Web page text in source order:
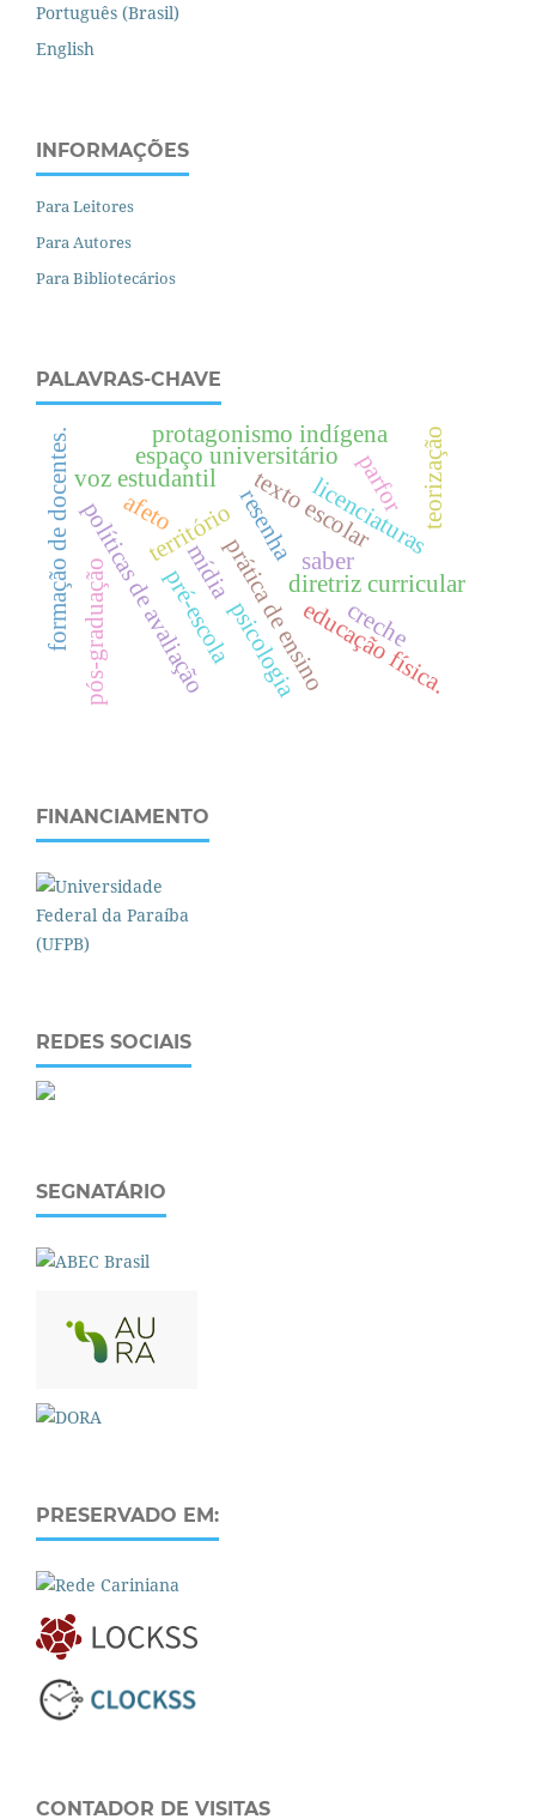
Português (Brasil)
English
INFORMAÇÕES
Para Leitores
Para Autores
Para Bibliotecários
PALAVRAS-CHAVE
resenha
território
diretriz curricular
prática de ensino
texto escolar
políticas de avaliação
espaço universitário
pós-graduação
protagonismo indígena
saber
mídia
licenciaturas
parfor
voz estudantil
e
d
u
c
a
ç
ã
o
f
í
s
i
c
a
.
pré-escola creche
psicologia
formação de docentes. teorização
afeto
FINANCIAMENTO
REDES SOCIAIS
SEGNATÁRIO
PRESERVADO EM:
CONTADOR DE VISITAS